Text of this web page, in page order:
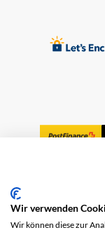
Wir verwenden
Wir können diese zur